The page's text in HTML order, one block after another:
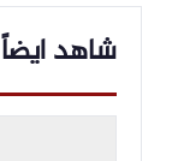
شاهد ايضاً